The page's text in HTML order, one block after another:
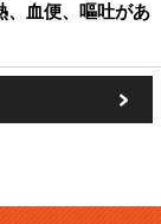
、血便、嘔吐があ